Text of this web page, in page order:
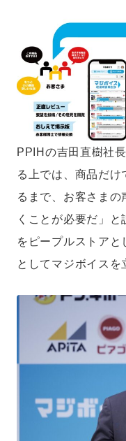
PPIHの吉田直樹社
る上では、商品だけ
るまで、お客さまの
くことが必要だ」
をピープルストアと
としてマジボイスを